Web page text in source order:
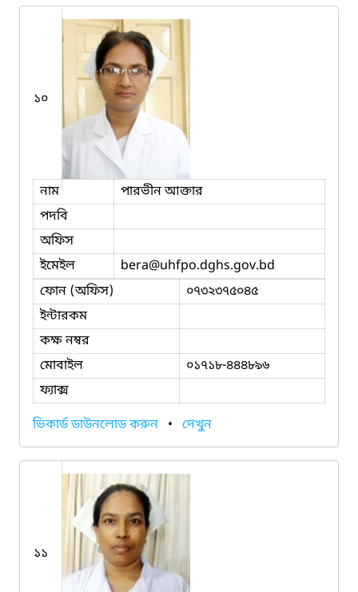
১০
নাম
পারভীন আক্তার
পদবি
অফিস
ইমেইল
bera@uhfpo.dghs.gov.bd
ফোন (অফিস)
০৭৩২৩৭৫০৪৫
ইন্টারকম
কক্ষ নম্বর
মোবাইল
০১৭১৮-৪৪৪৮৯৬
ফ্যাক্স
ভিকার্ড ডাউনলোড করুন • দেখুন
১১